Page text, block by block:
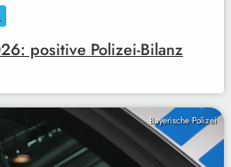
positive Polizei-Bilanz
Bayerische Polizei